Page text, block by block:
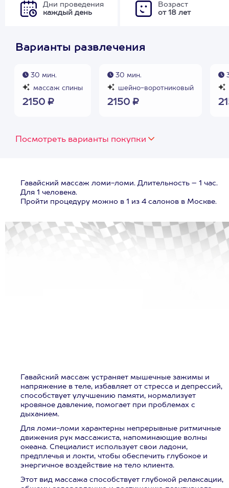
Дни проведения
каждый день
Возраст
от 18 лет
Варианты развлечения
30 мин.
массаж спины
2150 ₽
30 мин.
шейно-воротниковый
2150 ₽
Посмотреть варианты покупки
Гавайский массаж ломи-ломи. Длительность – 1 час.
Для 1 человека.
Пройти процедуру можно в 1 из 4 салонов в Москве.
Гавайский массаж устраняет мышечные зажимы и
напряжение в теле, избавляет от стресса и депрессий,
способствует улучшению памяти, нормализует
кровяное давление, помогает при проблемах с
дыханием.
Для ломи-ломи характерны непрерывные ритмичные
движения рук массажиста, напоминающие волны
океана. Специалист использует свои ладони,
предплечья и локти, чтобы обеспечить глубокое и
энергичное воздействие на тело клиента.
Этот вид массажа способствует глубокой релаксации,